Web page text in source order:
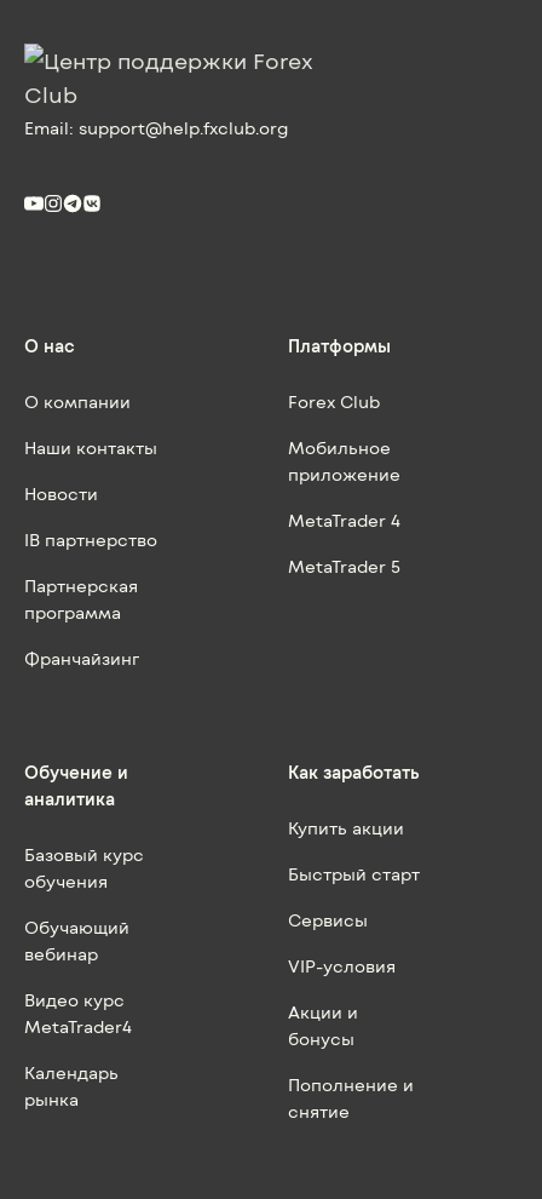
Email: support@help.fxclub.org
О нас
О компании
Наши контакты
Новости
IB партнерство
Партнерская
программа
Франчайзинг
Платформы
Forex Club
Мобильное
приложение
MetaTrader 4
MetaTrader 5
Обучение и
аналитика
Базовый курс
обучения
Обучающий
вебинар
Видео курс
MetaTrader4
Календарь
рынка
Как заработать
Купить акции
Быстрый старт
Сервисы
VIP-условия
Акции и
бонусы
Пополнение и
снятие